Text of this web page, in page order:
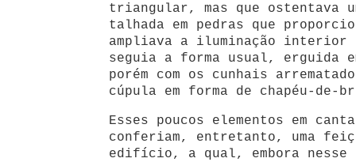
triangular, mas que ostentava
talhada em pedras que
ampliava a iluminação
seguia a forma usual, erguida
porém com os cunhais
cúpula em forma de chapéu-de-
Esses poucos elementos em
conferiam, entretanto, uma
edifício, a qual, embora nesse